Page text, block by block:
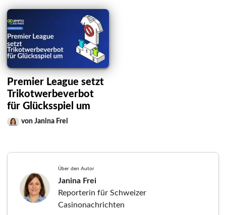
Premier League setzt
Trikotwerbeverbot
für Glücksspiel um
von Janina Frei
Über den Autor
Janina Frei
Reporterin für Schweizer
Casinonachrichten